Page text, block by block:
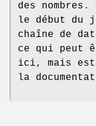
des
le début du
chaîne de
ce qui peut
ici, mais est
la